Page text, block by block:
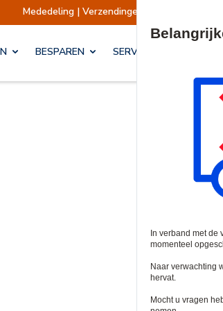
| Verzendingen opgeschort
BESPAREN SERVICES &